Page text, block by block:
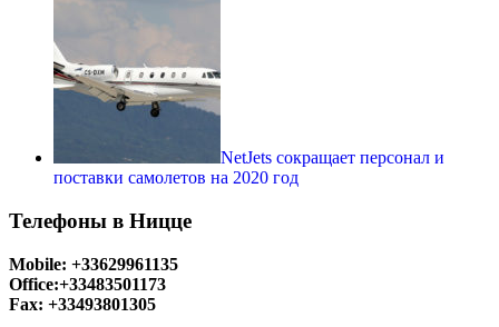
NetJets сокращает персонал и
поставки самолетов на 2020 год
Телефоны в Ницце
Mobile: +33629961135
Office:+33483501173
Fax: +33493801305